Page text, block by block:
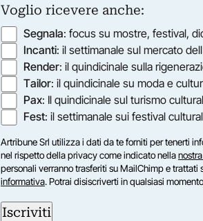
Voglio ricevere anche:
Segnala: focus su mostre, festival,
Incanti: il settimanale sul mercato
Render: il quindicinale sulla
Tailor: il quindicinale su moda e
Pax: Il quindicinale sul turismo
Fest: il settimanale sui festival
Artribune Srl utilizza i dati da te forniti per tenerti
nel rispetto della privacy come indicato nella
personali verranno trasferiti su MailChimp e
informativa. Potrai disiscriverti in qualsiasi
Iscriviti